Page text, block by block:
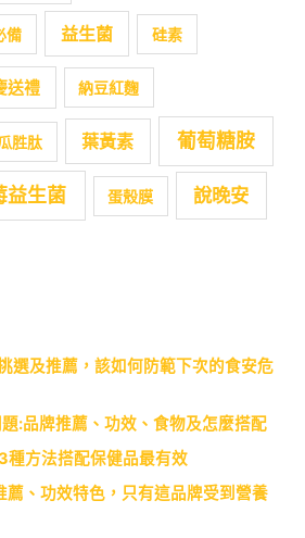
備 益生菌 硅素
送禮 納豆紅麴
胜肽 葉黃素 葡萄糖胺
益生菌 蛋殼膜 說晚安
選及推薦，該如何防範下次的食安危
:品牌推薦、功效、食物及怎麼搭配
種方法搭配保健品最有效
、功效特色，只有這品牌受到營養